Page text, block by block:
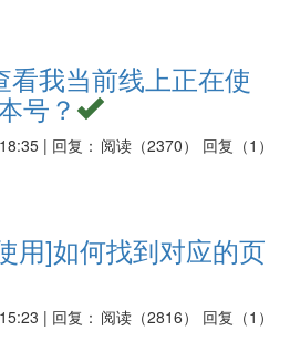
看我当前线上正在使
号？
阅读（2370） 回复（1）
| 回复：
用]如何找到对应的页
阅读（2816） 回复（1）
| 回复：